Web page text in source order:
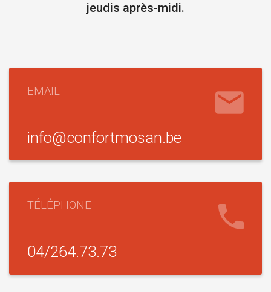
jeudis après-midi.
EMAIL
info@confortmosan.be
TÉLÉPHONE
04/264.73.73